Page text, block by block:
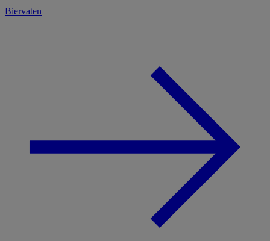
Biervaten